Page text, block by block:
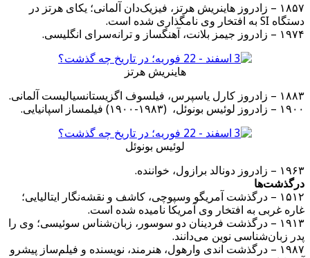
۱۸۵۷ – زادروز هاینریش هرتز، فیزیک‌دان آلمانی؛ یکای هرتز در
دستگاه SI به افتخار وی نامگذاری شده است.
۱۹۷۴ – زادروز جیمز بلانت، آهنگساز و ترانه‌سرای انگلیسی.
هاینریش هرتز
۱۸۸۳ – زادروز کارل یاسپرس، فیلسوف اگزیستانسیالیست آلمانی.
۱۹۰۰ – زادروز لوئیس بونوئل، ‏ (۱۹۰۰-۱۹۸۳) فیلمساز اسپانیایی.
لوئیس بونوئل
۱۹۶۳ – زادروز دونالد برازول، خواننده.
درگذشت‌ها
۱۵۱۲ – درگذشت آمریگو وسپوچی، کاشف و نقشه‌نگار ایتالیایی؛
غاره غربی به افتخار وی آمریکا نامیده شده است.
۱۹۱۳ – درگذشت فردینان دو سوسور، زبان‌شناس سوئیسی؛ وی را
پدر زبان‌شناسی نوین می‌دانند.
۱۹۸۷ – درگذشت اندی وارهول، هنرمند، نویسنده و فیلم‌ساز پیشرو